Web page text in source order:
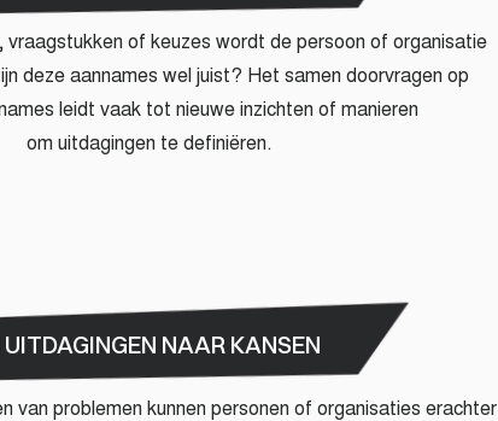
vraagstukken of keuzes wordt de persoon of organisatie
deze aannames wel juist? Het samen doorvragen op
leidt vaak tot nieuwe inzichten of manieren
om uitdagingen te definiëren.
NAAR KANSEN
van problemen kunnen personen of organisaties erachter